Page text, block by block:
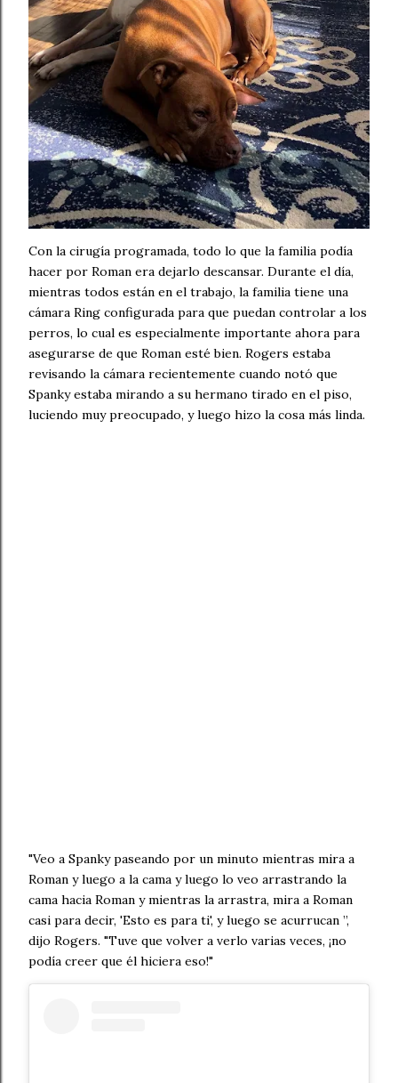
Con la cirugía programada, todo lo que la familia podía
hacer por Roman era dejarlo descansar. Durante el día,
mientras todos están en el trabajo, la familia tiene una
cámara Ring configurada para que puedan controlar a los
perros, lo cual es especialmente importante ahora para
asegurarse de que Roman esté bien. Rogers estaba
revisando la cámara recientemente cuando notó que
Spanky estaba mirando a su hermano tirado en el piso,
luciendo muy preocupado, y luego hizo la cosa más linda.
"Veo a Spanky paseando por un minuto mientras mira a
Roman y luego a la cama y luego lo veo arrastrando la
cama hacia Roman y mientras la arrastra, mira a Roman
casi para decir, 'Esto es para ti', y luego se acurrucan ”,
dijo Rogers. "Tuve que volver a verlo varias veces, ¡no
podía creer que él hiciera eso!"